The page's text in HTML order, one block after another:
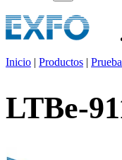
Productos
Soluciones
Inicio | Productos |
LTBe-